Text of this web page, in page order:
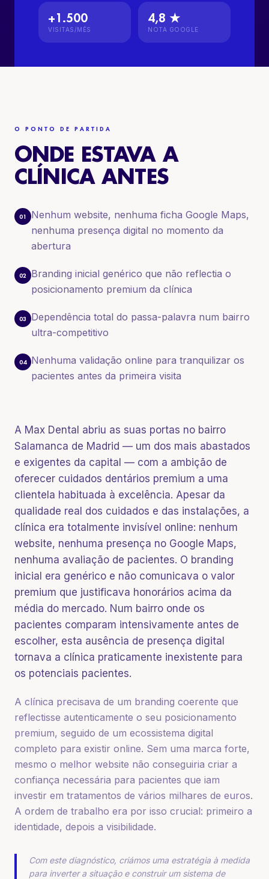
+1.500
VISITAS/MÊS
4,8 ★
NOTA GOOGLE
O PONTO DE PARTIDA
ONDE ESTAVA A
CLÍNICA ANTES
01
Nenhum website, nenhuma ficha Google Maps,
nenhuma presença digital no momento da
abertura
02
Branding inicial genérico que não reflectia o
posicionamento premium da clínica
03
Dependência total do passa-palavra num bairro
ultra-competitivo
04
Nenhuma validação online para tranquilizar os
pacientes antes da primeira visita
A Max Dental abriu as suas portas no bairro
Salamanca de Madrid — um dos mais abastados
e exigentes da capital — com a ambição de
oferecer cuidados dentários premium a uma
clientela habituada à excelência. Apesar da
qualidade real dos cuidados e das instalações, a
clínica era totalmente invisível online: nenhum
website, nenhuma presença no Google Maps,
nenhuma avaliação de pacientes. O branding
inicial era genérico e não comunicava o valor
premium que justificava honorários acima da
média do mercado. Num bairro onde os
pacientes comparam intensivamente antes de
escolher, esta ausência de presença digital
tornava a clínica praticamente inexistente para
os potenciais pacientes.
A clínica precisava de um branding coerente que
reflectisse autenticamente o seu posicionamento
premium, seguido de um ecossistema digital
completo para existir online. Sem uma marca forte,
mesmo o melhor website não conseguiria criar a
confiança necessária para pacientes que iam
investir em tratamentos de vários milhares de euros.
A ordem de trabalho era por isso crucial: primeiro a
identidade, depois a visibilidade.
Com este diagnóstico, criámos uma estratégia à medida
para inverter a situação e construir um sistema de